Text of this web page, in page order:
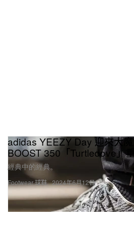
Footwear 球鞋
adidas YEEZY Day 迎來大
BOOST 350「Turtledove」
經典中的經典。
2024年6月12日